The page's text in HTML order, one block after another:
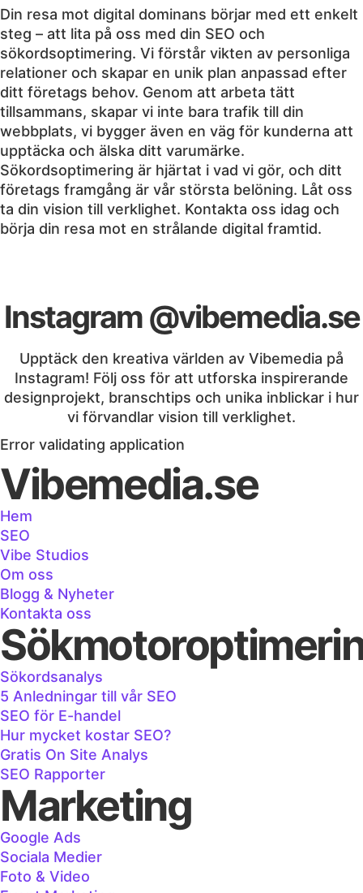
Din resa mot digital dominans börjar med ett enkelt
steg – att lita på oss med din SEO och
sökordsoptimering. Vi förstår vikten av personliga
relationer och skapar en unik plan anpassad efter
ditt företags behov. Genom att arbeta tätt
tillsammans, skapar vi inte bara trafik till din
webbplats, vi bygger även en väg för kunderna att
upptäcka och älska ditt varumärke.
Sökordsoptimering är hjärtat i vad vi gör, och ditt
företags framgång är vår största belöning. Låt oss
ta din vision till verklighet. Kontakta oss idag och
börja din resa mot en strålande digital framtid.
Instagram @vibemedia.se
Upptäck den kreativa världen av Vibemedia på
Instagram! Följ oss för att utforska inspirerande
designprojekt, branschtips och unika inblickar i hur
vi förvandlar vision till verklighet.
Error validating application
Vibemedia.se
Hem
SEO
Vibe Studios
Om oss
Blogg & Nyheter
Kontakta oss
Sökordsanalys
5 Anledningar till vår SEO
SEO för E-handel
Hur mycket kostar SEO?
Gratis On Site Analys
SEO Rapporter
Marketing
Google Ads
Sociala Medier
Foto & Video